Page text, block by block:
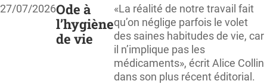
27/07/2026Ode à
l’hygiène
de vie
«La réalité de notre travail fait
qu’on néglige parfois le volet
des saines habitudes de vie, car
il n’implique pas les
médicaments», écrit Alice Collin
dans son plus récent éditorial.